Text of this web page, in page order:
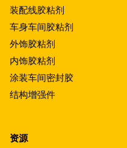
装配线胶粘剂
车身车间胶粘剂
外饰胶粘剂
内饰胶粘剂
涂装车间密封胶
结构增强件
资源